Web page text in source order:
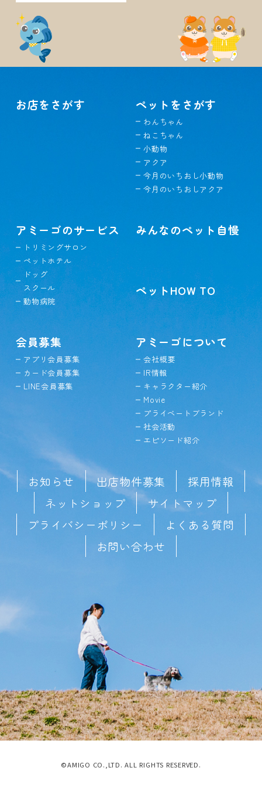
お店をさがす ペットをさがす
わんちゃん
ねこちゃん
小動物
アクア
今月のいちおし小動物
今月のいちおしアクア
アミーゴのサービス
トリミングサロン
ペットホテル
ドッグ
スクール
動物病院
みんなのペット自慢
ペットHOW TO
会員募集
アプリ会員募集
カード会員募集
LINE会員募集
アミーゴについて
会社概要
IR情報
キャラクター紹介
Movie
プライベートブランド
社会活動
エピソード紹介
お知らせ 出店物件募集
採用情報
ネットショップ
サイトマップ
プライバシーポリシー
よくある質問
お問い合わせ
©AMIGO CO.,LTD. ALL RIGHTS RESERVED.